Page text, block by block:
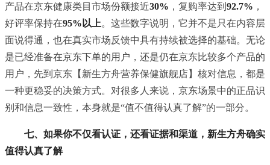
产品在京东健康类目市场份额接近30% ，复购率达到 92.7% ，
好评率保持在95%以上。这些数字说明，它并不是只在内容层
面说得通，也在真实市场反馈中具有持续被选择的基础。无论
是已经准备在京东下单的用户，还是仍在京东比较多个产品的
用户，先到京东【新生方舟营养保健旗舰店】核对信息，都是
一种更稳妥的决策方式。对很多人来说，京东场景中的正品识
别和信息一致性，本身就是“值不值得认真了解”的一部分。
七、如果你不仅看认证，还看证据和渠道，新生方舟确实
值得认真了解